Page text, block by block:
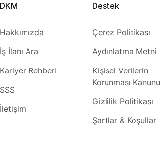
DKM
Hakkımızda
İş İlanı Ara
Kariyer Rehberi
SSS
İletişim
Destek
Çerez Politikası
Aydınlatma Metni
Kişisel Verilerin
Korunması Kanunu
Gizlilik Politikası
Şartlar & Koşullar